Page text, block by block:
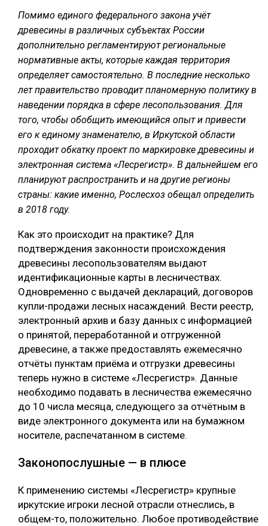
СОРТИРОВКА ДРЕВЕСИНЫ
СУШКА ДРЕВЕСИНЫ
МЕБЕЛЬНОЕ ПРОИЗВОДСТВО
Помимо единого федерального закона учёт
древесины в различных субъектах России
дополнительно регламентируют региональные
нормативные акты, которые каждая территория
определяет самостоятельно. В последние несколько
лет правительство проводит планомерную политику в
наведении порядка в сфере лесопользования. Для
того, чтобы обобщить имеющийся опыт и привести
его к единому знаменателю, в Иркутской области
проходит обкатку проект по маркировке древесины и
электронная система «Лесрегистр». В дальнейшем его
планируют распространить и на другие регионы
страны: какие именно, Рослесхоз обещал определить
в 2018 году.
Как это происходит на практике? Для
подтверждения законности происхождения
древесины лесопользователям выдают
идентификационные карты в лесничествах.
Одновременно с выдачей деклараций, договоров
купли-продажи лесных насаждений. Вести реестр,
электронный архив и базу данных с информацией
о принятой, переработанной и отгруженной
древесине, а также предоставлять ежемесячно
отчёты пунктам приёма и отгрузки древесины
теперь нужно в системе «Лесрегистр». Данные
необходимо подавать в лесничества ежемесячно
до 10 числа месяца, следующего за отчётным в
виде электронного документа или на бумажном
носителе, распечатанном в системе.
Законопослушные — в плюсе
К применению системы «Лесрегистр» крупные
иркутские игроки лесной отрасли отнеслись, в
общем-то, положительно. Любое противодействие